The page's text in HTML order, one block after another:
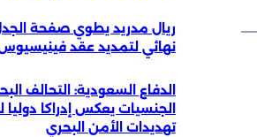
ريال مدريد يطوي صفحة
نهائي لتمديد عقد فينيسيوس
الدفاع السعودية: التحالف
الجنسيات يعكس إدراكا
تهديدات الأمن البحري